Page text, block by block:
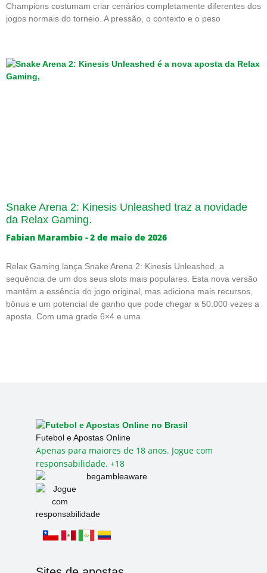
Champions costumam criar cenários completamente diferentes dos
jogos normais do torneio. A pressão, o contexto e o peso
Snake Arena 2: Kinesis Unleashed traz a novidade
da Relax Gaming.
Fabian Marambio 2 de maio de 2026
Relax Gaming lança Snake Arena 2: Kinesis Unleashed, a
sequência de um dos seus slots mais populares. Esta nova versão
mantém a essência do jogo original, mas adiciona mais recursos,
bônus e um potencial de ganho que pode chegar a 50.000 vezes a
aposta. Com uma grade 6×4 e uma
Futebol e Apostas Online
Apenas para maiores de 18 anos. Jogue com
responsabilidade. +18